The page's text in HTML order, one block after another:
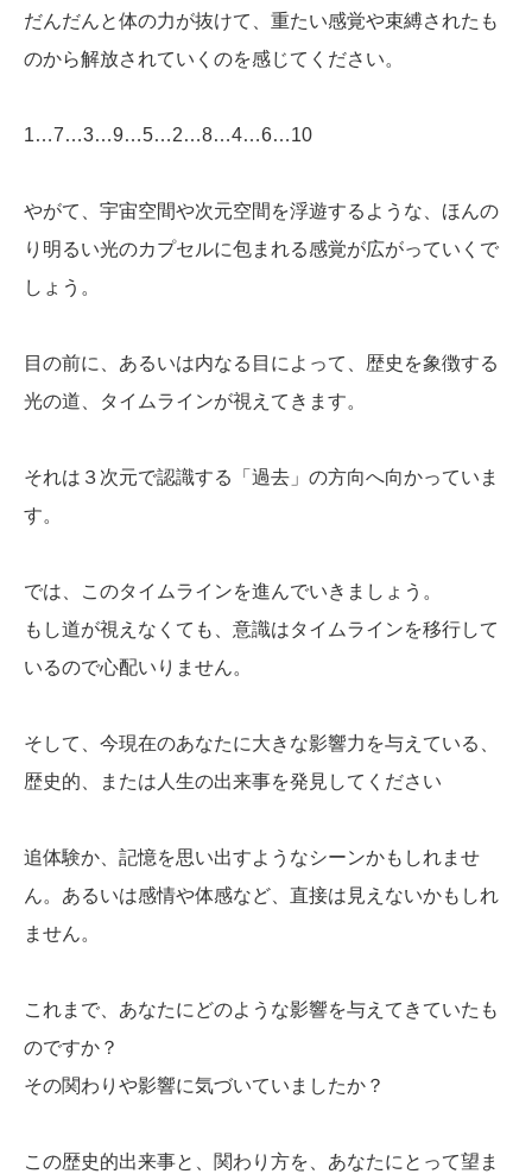
だんだんと体の力が抜けて、重たい感覚や束縛されたも
のから解放されていくのを感じてください。
1…7…3…9…5…2…8…4…6…10
やがて、宇宙空間や次元空間を浮遊するような、ほんの
り明るい光のカプセルに包まれる感覚が広がっていくで
しょう。
目の前に、あるいは内なる目によって、歴史を象徴する
光の道、タイムラインが視えてきます。
それは３次元で認識する「過去」の方向へ向かっていま
す。
では、このタイムラインを進んでいきましょう。
もし道が視えなくても、意識はタイムラインを移行して
いるので心配いりません。
そして、今現在のあなたに大きな影響力を与えている、
歴史的、または人生の出来事を発見してください
追体験か、記憶を思い出すようなシーンかもしれませ
ん。あるいは感情や体感など、直接は見えないかもしれ
ません。
これまで、あなたにどのような影響を与えてきていたも
のですか？
その関わりや影響に気づいていましたか？
この歴史的出来事と、関わり方を、あなたにとって望ま